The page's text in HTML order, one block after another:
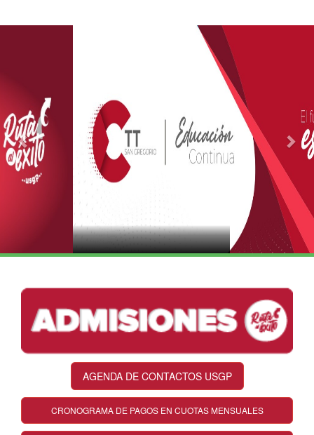
AGENDA DE CONTACTOS USGP
CRONOGRAMA DE PAGOS EN CUOTAS MENSUALES